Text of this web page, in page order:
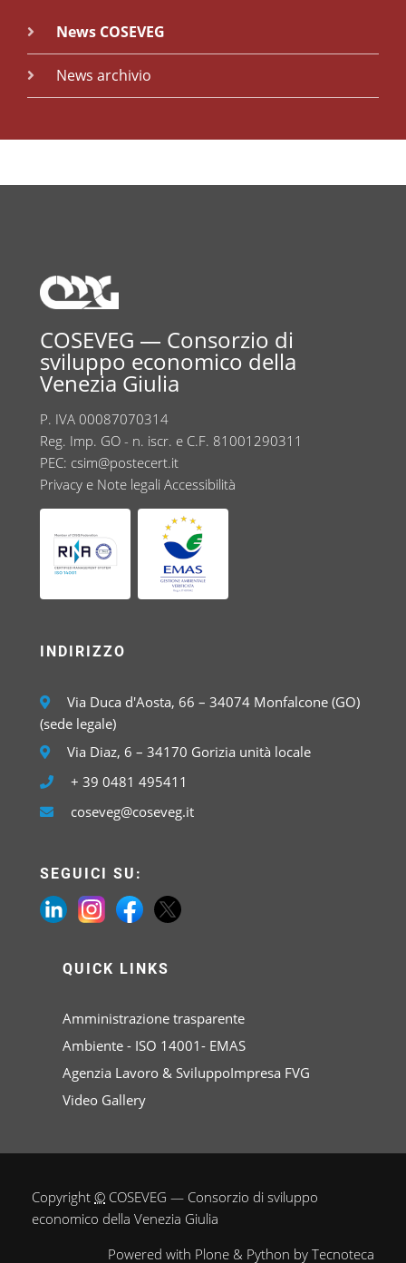
News COSEVEG
News archivio
COSEVEG — Consorzio di
sviluppo economico della
Venezia Giulia
P. IVA 00087070314
Reg. Imp. GO - n. iscr. e C.F. 81001290311
PEC: csim@postecert.it
Privacy e Note legali Accessibilità
INDIRIZZO
Via Duca d'Aosta, 66 – 34074 Monfalcone (GO)
(sede legale)
Via Diaz, 6 – 34170 Gorizia unità locale
+ 39 0481 495411
coseveg@coseveg.it
SEGUICI SU:
QUICK LINKS
Amministrazione trasparente
Ambiente - ISO 14001- EMAS
Agenzia Lavoro & SviluppoImpresa FVG
Video Gallery
Copyright © COSEVEG — Consorzio di sviluppo
economico della Venezia Giulia
Powered with Plone & Python by Tecnoteca